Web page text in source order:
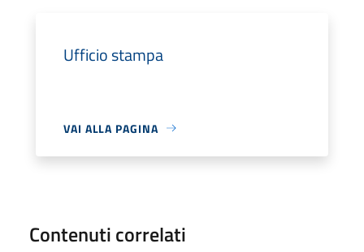
Ufficio stampa
VAI ALLA PAGINA
Contenuti correlati